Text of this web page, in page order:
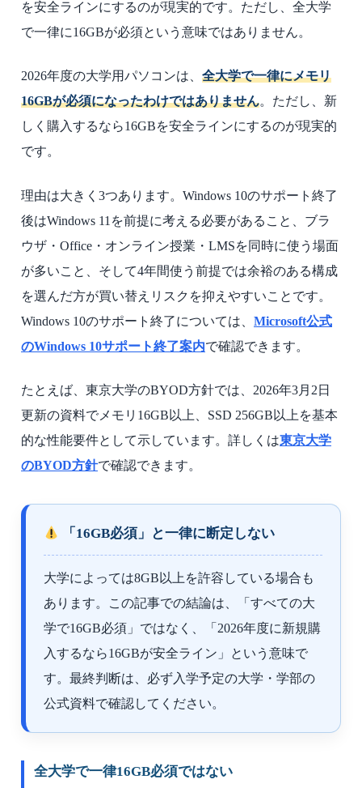
を安全ラインにするのが現実的です。ただし、全大学
で一律に16GBが必須という意味ではありません。
2026年度の大学用パソコンは、 全大学で一律にメモリ
16GBが必須になったわけではありません。ただし、新
しく購入するなら16GBを安全ラインにするのが現実的
です。
理由は大きく3つあります。Windows 10のサポート終了
後はWindows 11を前提に考える必要があること、ブラ
ウザ・Office・オンライン授業・LMSを同時に使う場面
が多いこと、そして4年間使う前提では余裕のある構成
を選んだ方が買い替えリスクを抑えやすいことです。
Windows 10のサポート終了については、 Microsoft公式
のWindows 10サポート終了案内で確認できます。
たとえば、東京大学のBYOD方針では、2026年3月2日
更新の資料でメモリ16GB以上、SSD 256GB以上を基本
的な性能要件として示しています。詳しくは東京大学
のBYOD方針で確認できます。
「16GB必須」と一律に断定しない
大学によっては8GB以上を許容している場合も
あります。この記事での結論は、「すべての大
学で16GB必須」ではなく、「2026年度に新規購
入するなら16GBが安全ライン」という意味で
す。最終判断は、必ず入学予定の大学・学部の
公式資料で確認してください。
全大学で一律16GB必須ではない